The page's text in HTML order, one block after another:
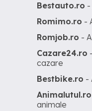
Bestauto.ro -
Romimo.ro -
Romjob.ro -
Cazare24.ro
cazare
Bestbike.ro -
Animalutul.ro
animale